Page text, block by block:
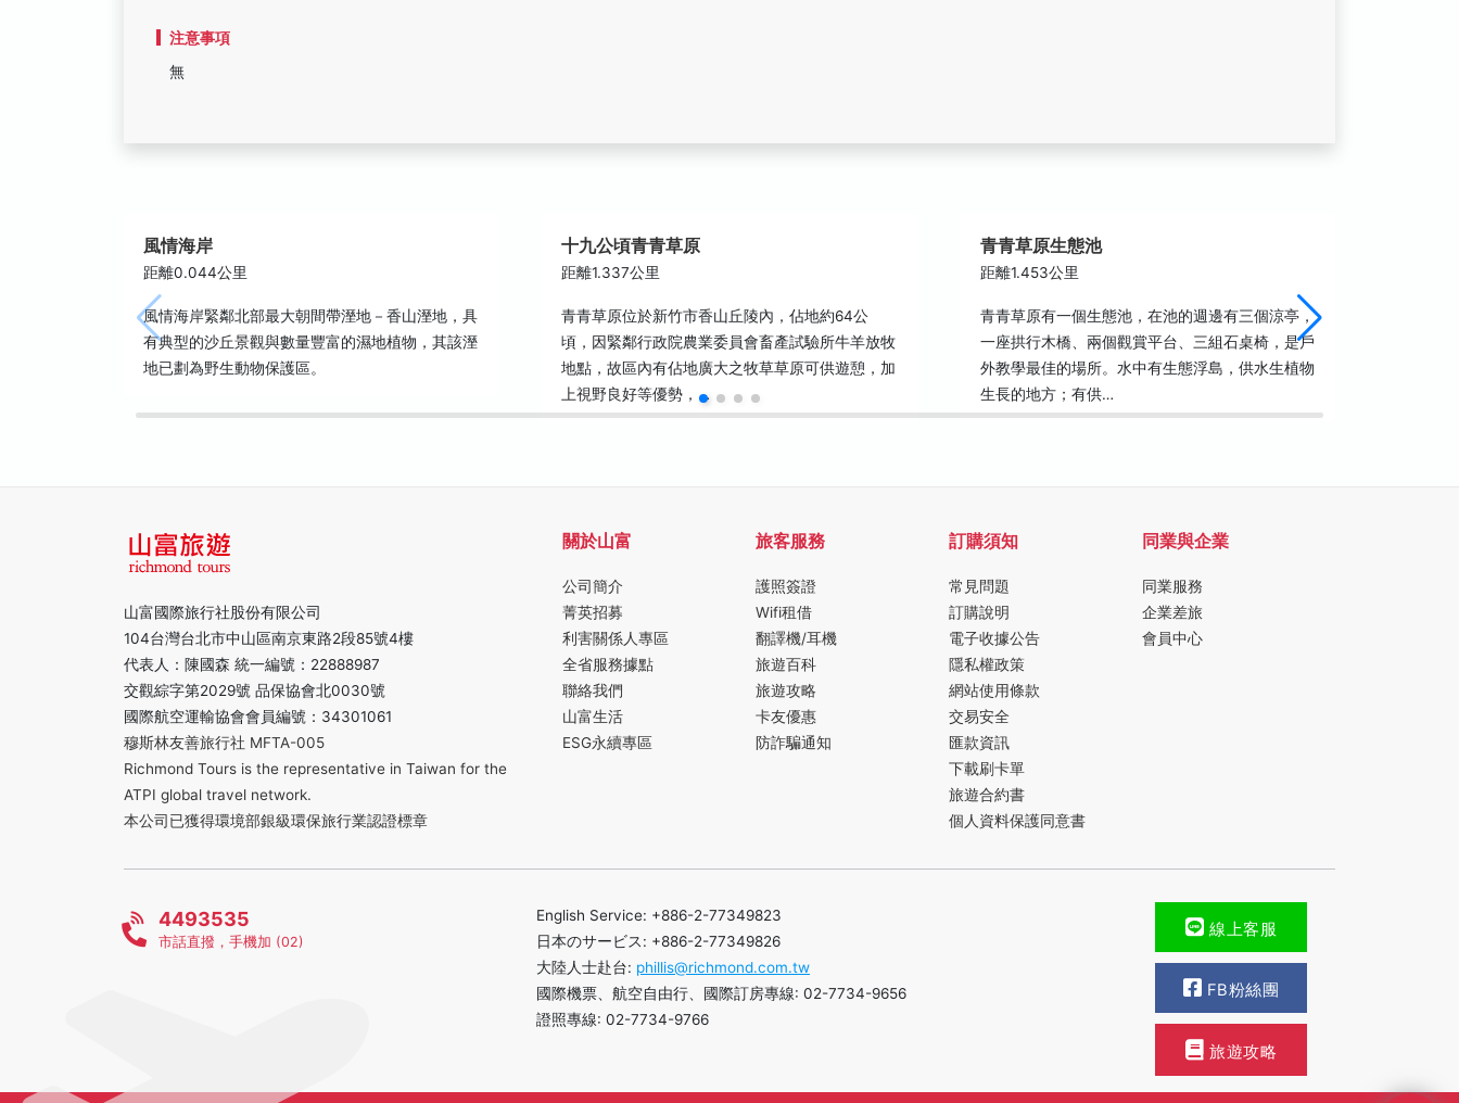
注意事項
無
風情海岸
距離0.044公里
風情海岸緊鄰北部最大朝間帶溼地－香山溼地，具
有典型的沙丘景觀與數量豐富的濕地植物，其該溼
地已劃為野生動物保護區。
十九公頃青青草原
距離1.337公里
青青草原位於新竹市香山丘陵內，佔地約64公
頃，因緊鄰行政院農業委員會畜產試驗所牛羊放牧
地點，故區內有佔地廣大之牧草草原可供遊憩，加
上視野良好等優勢，…
青青草原生態池
距離1.453公里
青青草原有一個生態池，在池的週邊有三個涼亭，
一座拱行木橋、兩個觀賞平台、三組石桌椅，是戶
外教學最佳的場所。水中有生態浮島，供水生植物
生長的地方；有供…
山富國際旅行社股份有限公司
104台灣台北市中山區南京東路2段85號4樓
代表人：陳國森 統一編號：22888987
交觀綜字第2029號 品保協會北0030號
國際航空運輸協會會員編號：34301061
穆斯林友善旅行社 MFTA-005
Richmond Tours is the representative in Taiwan for the
ATPI global travel network.
本公司已獲得環境部銀級環保旅行業認證標章
關於山富
公司簡介
菁英招募
利害關係人專區
全省服務據點
聯絡我們
山富生活
ESG永續專區
旅客服務
護照簽證
Wifi租借
翻譯機/耳機
旅遊百科
旅遊攻略
卡友優惠
防詐騙通知
訂購須知
常見問題
訂購說明
電子收據公告
隱私權政策
網站使用條款
交易安全
匯款資訊
下載刷卡單
旅遊合約書
個人資料保護同意書
同業與企業
同業服務
企業差旅
會員中心
4493535
市話直撥，手機加 (02)
English Service: +886-2-77349823
日本のサービス: +886-2-77349826
大陸人士赴台: phillis@richmond.com.tw
國際機票、航空自由行、國際訂房專線: 02-7734-9656
證照專線: 02-7734-9766
線上客服
FB粉絲團
旅遊攻略